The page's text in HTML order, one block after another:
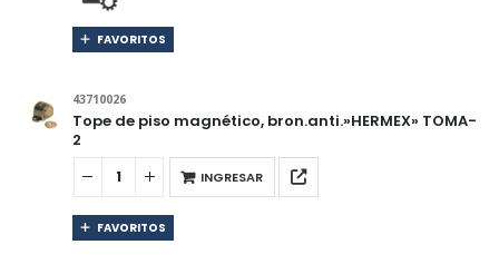
FAVORITOS
43710026
Tope de piso magnético, bron.anti.»HERMEX» TOMA-
2
INGRESAR
FAVORITOS